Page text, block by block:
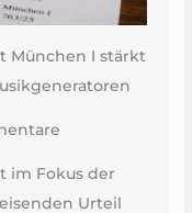
München I stärkt
im Fokus der
Urteil